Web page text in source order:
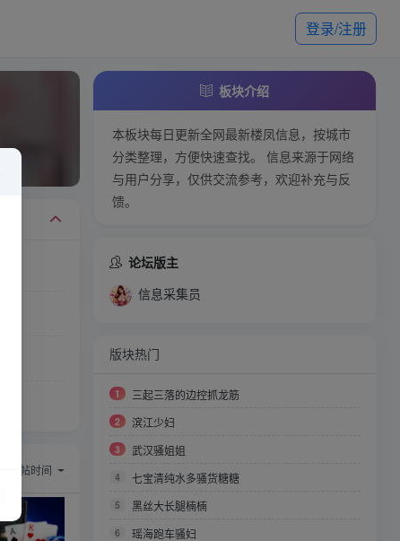
登录/注册
回帖时间
板块介绍
本板块每日更新全网最新楼凤信息，按城市
分类整理，方便快速查找。 信息来源于网络
与用户分享，仅供交流参考，欢迎补充与反
馈。
论坛版主
信息采集员
版块热门
1 三起三落的边控抓龙筋
2 滨江少妇
3 武汉骚姐姐
4 七宝清纯水多骚货糖糖
5 黑丝大长腿楠楠
6 瑶海跑车骚妇